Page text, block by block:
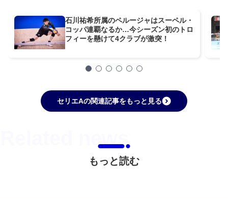
石川祐希所属のペルージャはスーペル・
コッパ連覇なるか…今シーズン初のトロ
フィーを懸けて4クラブが激突！
セリエAの関連記事をもっと見る
もっと読む